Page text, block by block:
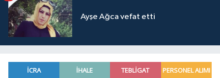
Ayşe Ağca vefat etti